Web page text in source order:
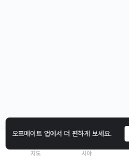
오프메이트 앱에서 더 편하게 보세요.
지도 시야